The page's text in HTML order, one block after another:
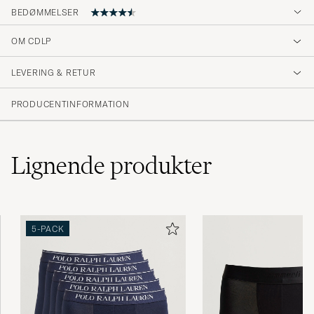
BEDØMMELSER
4.7
(29)
(0)
Schnelle Lieferung und gute Qualität.
MICHAEL S KØBTE PÅ CAREOFCARL.DE
Alles bestens !!!
OM CDLP
LEVERING & RETUR
PRODUCENTINFORMATION
Lignendeprodukter
5-PACK